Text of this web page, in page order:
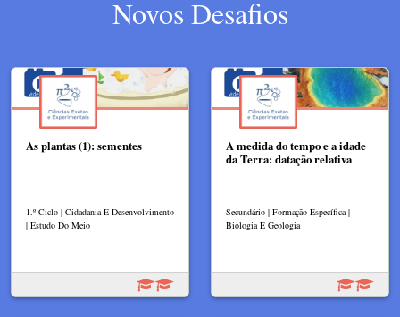
Novos Desafios
As plantas (1): sementes
1.º Ciclo | Cidadania E Desenvolvimento
| Estudo Do Meio
A medida do tempo e a idade
da Terra: datação relativa
Secundário | Formação Específica |
Biologia E Geologia